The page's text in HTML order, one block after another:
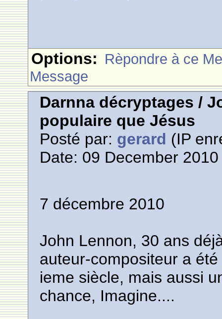
Options: Rèpondre à ce
Message
Darnna décryptages /
populaire que Jésus
Posté par: gerard (IP
Date: 09 December
7 décembre 2010
John Lennon, 30 ans
auteur-compositeur a
ieme siècle, mais aussi
chance, Imagine....